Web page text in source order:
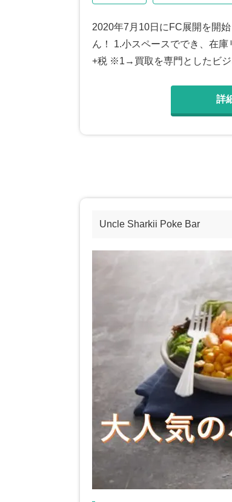
2020年7月10日にFC展開を開
ん！ 1.小スペースででき、在
+税 ※1→買取を専門としたビジ
詳
Uncle Sharkii Poke Bar